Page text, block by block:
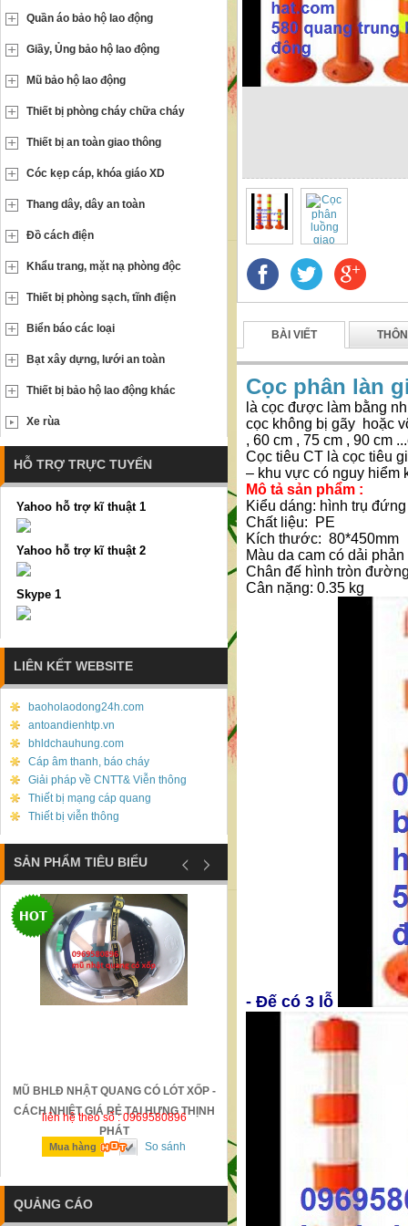
BÀI VIẾT
Cọc phân làn
là cọc được làm bằng
cọc không bị gãy hoặc
, 60 cm , 75 cm , 90 cm
Cọc tiêu CT là cọc tiêu
– khu vực có nguy hiểm
Mô tả sản phẩm :
Kiểu dáng: hình trụ đứng
Chất liệu: PE
Kích thước: 80*450mm
Màu da cam có dải
Chân đế hình tròn
Cân nặng: 0.35 kg
- Đế có 3 lỗ
Quần áo bảo hộ lao động
Giầy, Ủng bảo hộ lao động
Mũ bảo hộ lao động
Thiết bị phòng cháy chữa cháy
Thiết bị an toàn giao thông
Cóc kẹp cáp, khóa giáo XD
Thang dây, dây an toàn
Đồ cách điện
Khẩu trang, mặt nạ phòng độc
Thiết bị phòng sạch, tĩnh điện
Biển báo các loại
Bạt xây dựng, lưới an toàn
Thiết bị bảo hộ lao động khác
Xe rùa
HỖ TRỢ TRỰC TUYẾN
Yahoo hỗ trợ kĩ thuật 1
Yahoo hỗ trợ kĩ thuật 2
Skype 1
LIÊN KẾT WEBSITE
baoholaodong24h.com
antoandienhtp.vn
bhldchauhung.com
Cáp âm thanh, báo cháy
Giải pháp về CNTT& Viễn thông
Thiết bị mạng cáp quang
Thiết bị viễn thông
SẢN PHẨM TIÊU BIỂU
MŨ BHLĐ NHẬT QUANG CÓ LÓT XỐP -
CÁCH NHIỆT GIÁ RẺ TẠI HƯNG THỊNH
PHÁT
liên hệ theo số : 0969580896
Mua hàng So sánh
GỜ GIẢM TỐC BẰNG THÉP
liên hệ theo số : 0969580896
QUẢNG CÁO